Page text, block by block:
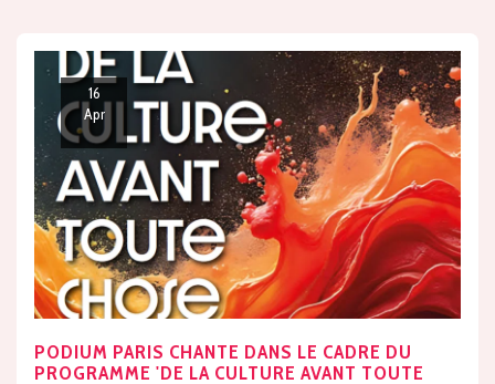
16
Apr
PODIUM PARIS CHANTE DANS LE CADRE DU
PROGRAMME 'DE LA CULTURE AVANT TOUTE